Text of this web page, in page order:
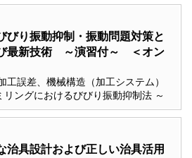
びり振動抑制・振動問題対策と
最新技術 ～演習付～ ＜オン
工誤差、機械構造（加工システム）
ングにおけるびびり振動抑制法 ～
治具設計および正しい治具活用